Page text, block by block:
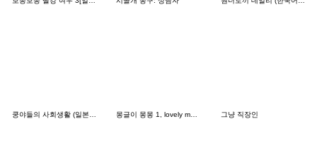
쿵야들의 사회생활 (일본어) 몽글이 몽몽 1, lovely mongmong 그냥 직장인